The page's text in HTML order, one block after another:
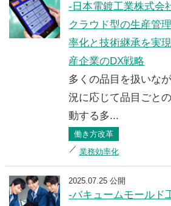
-日本電鍍工業株式会
クラウド型の生産管
率化と技術継承を実
産企業のDX戦略
多くの品目を扱いな
況に応じて品目ごと
動する多...
働き方改革
業務効率化
2025.07.25 公開
-バキュームモールド